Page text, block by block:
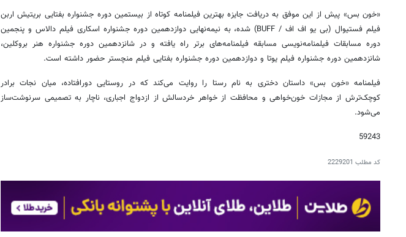
«خون بس» پیش از این موفق به دریافت جایزه بهترین فیلمنامه کوتاه از بیستمین دوره جشنواره بفتایی بریتیش اربن
فیلم فستیوال (بی یو اف اف / BUFF) شده، به نیمه‌نهایی دوازدهمین دوره جشنواره اسکاری فیلم دالاس و پنجمین
دوره مسابقات فیلمنامه‌نویسی مسابقه فیلمنامه‌های برتر راه یافته و در شانزدهمین دوره جشنواره هنر بروکلین،
شانزدهمین دوره جشنواره فیلم یوتا و دوازدهمین دوره جشنواره بفتایی فیلم منچستر حضور داشته است.
فیلمنامه «خون بس» داستان دختری به نام رستا را روایت می‌کند که در روستایی دورافتاده، میان نجات برادر
کوچک‌ترش از مجازات خون‌خواهی و محافظت از خواهر خردسالش از ازدواج اجباری، ناچار به تصمیمی سرنوشت‌ساز
می‌شود.
59243
کد مطلب 2229201